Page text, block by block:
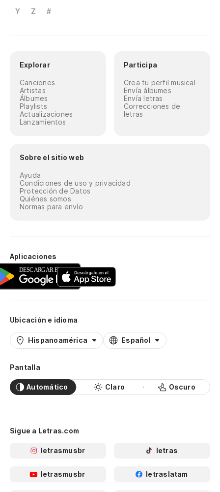
Y
Z #
Explorar
Canciones
Artistas
Álbumes
Playlists
Actualizaciones
Lanzamientos
Participa
Crea tu perfil musical
Envía álbumes
Envía letras
Correcciones de
letras
Sobre el sitio web
Ayuda
Condiciones de uso y privacidad
Protección de Datos
Quiénes somos
Normas para envío
Aplicaciones
Ubicación e idioma
Hispanoamérica Español
Pantalla
Automático Claro Oscuro
Sigue a Letras.com
letrasmusbr letras
letrasmusbr letraslatam